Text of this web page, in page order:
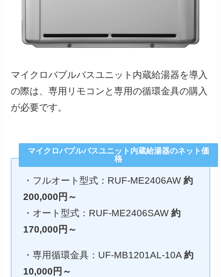
マイクロバブルバスユニット内蔵給湯器を導入
の際は、専用リモコンと専用の循環金具の購入
が必要です。
マイクロバブルバスユニット内蔵給湯器のネット価
格
・フルオート型式：RUF-ME2406AW 約
200,000円～
・オート型式：RUF-ME2406SAW 約
170,000円～
・専用循環金具：UF-MB1201AL-10A 約
10,000円～